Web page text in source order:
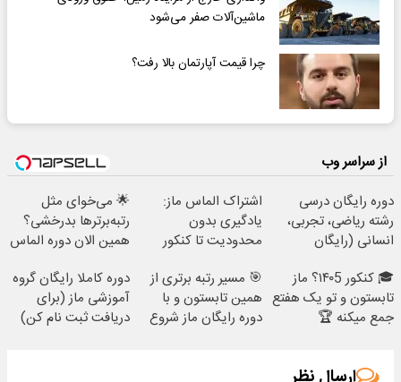
ماشین‌آلات صفر می‌شود
چرا قیمت آپارتمان بالا رفت؟
از سراسر وب
دوره رایگان درسی
رشته ریاضی، تجربی،
انسانی (رایگان
اشتراک الماس ماز:
یادگیری بدون
محدودیت تا کنکور
🌟 می‌خوای مثل
رتبه‌برترها بدرخشی؟
همین الان دوره الماس
🎓 کنکور ۱۴۰5؟ ماز
تابستون و تو یک هفتع
جمع میکنه 🏆
🎯 مسیر رتبه برتری از
همین تابستون و با
دوره رایگان ماز شروع
دوره کاملا رایگان گروه
آموزشی ماز (برای
دریافت ثبت نام کن)